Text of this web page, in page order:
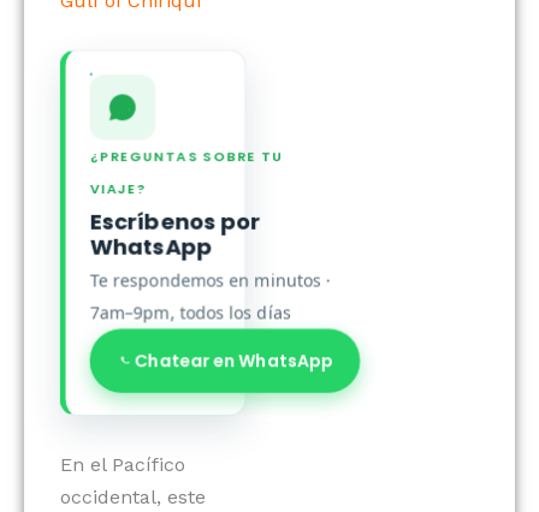
¿PREGUNTAS SOBRE TU
VIAJE?
Escríbenos por
WhatsApp
Te respondemos en minutos ·
7am–9pm, todos los días
Chatear en WhatsApp
En el Pacífico
occidental, este